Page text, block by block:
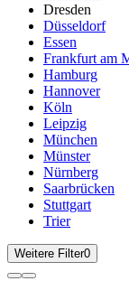
Dresden
Düsseldorf
Essen
Frankfurt am
Hamburg
Hannover
Köln
Leipzig
München
Münster
Nürnberg
Saarbrücken
Stuttgart
Trier
Weitere Filter0